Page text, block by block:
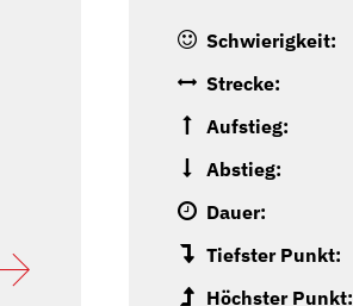
Schwierigkeit:
Strecke:
Aufstieg:
Abstieg:
Dauer:
Tiefster Punkt:
Höchster Punkt: